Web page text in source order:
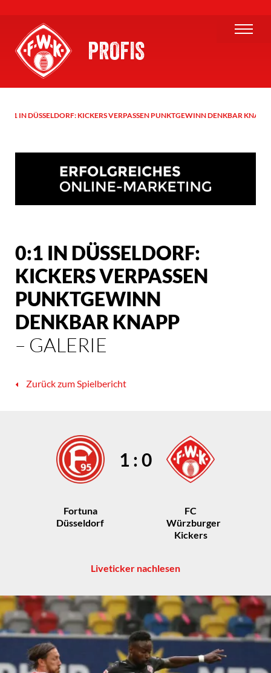
PROFIS
0:1 IN DÜSSELDORF: KICKERS VERPASSEN PUNKTGEWINN DENKBAR KNAPP
0:1 IN DÜSSELDORF:
KICKERS VERPASSEN
PUNKTGEWINN
DENKBAR KNAPP
– GALERIE
Zurück zum Spielbericht
Fortuna
Düsseldorf
1 : 0
FC
Würzburger
Kickers
Liveticker nachlesen